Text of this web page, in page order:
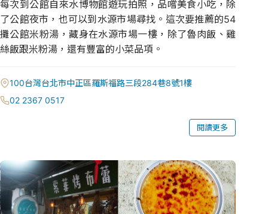
每次到公館自來水博物館遊玩拍照，品嚐美食小吃，除
了公館夜市，也可以到水源市場尋找。這次要推薦的54
攤公館米粉湯，藏身在水源市場一樓，除了魯肉飯、雞
絲飯跟米粉湯，還有豐富的小菜品項。
100台灣台北市中正區羅斯福路三段284巷8號1樓
02 2367 0517
閱讀更多